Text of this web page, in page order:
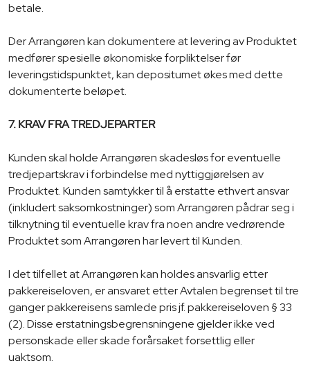
betale.
Der Arrangøren kan dokumentere at levering av Produktet
medfører spesielle økonomiske forpliktelser før
leveringstidspunktet, kan depositumet økes med dette
dokumenterte beløpet.
7. KRAV FRA TREDJEPARTER
Kunden skal holde Arrangøren skadesløs for eventuelle
tredjepartskrav i forbindelse med nyttiggjørelsen av
Produktet. Kunden samtykker til å erstatte ethvert ansvar
(inkludert saksomkostninger) som Arrangøren pådrar seg i
tilknytning til eventuelle krav fra noen andre vedrørende
Produktet som Arrangøren har levert til Kunden.
I det tilfellet at Arrangøren kan holdes ansvarlig etter
pakkereiseloven, er ansvaret etter Avtalen begrenset til tre
ganger pakkereisens samlede pris jf. pakkereiseloven § 33
(2). Disse erstatningsbegrensningene gjelder ikke ved
personskade eller skade forårsaket forsettlig eller
uaktsom.